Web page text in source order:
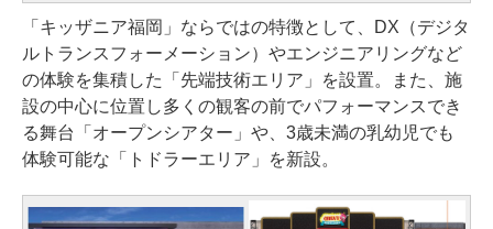
「キッザニア福岡」ならではの特徴として、DX（デジタ
ルトランスフォーメーション）やエンジニアリングなど
の体験を集積した「先端技術エリア」を設置。また、施
設の中心に位置し多くの観客の前でパフォーマンスでき
る舞台「オープンシアター」や、3歳未満の乳幼児でも
体験可能な「トドラーエリア」を新設。